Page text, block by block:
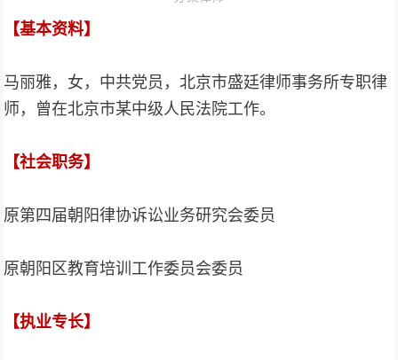
【基本资料】
马丽雅，女，中共党员，北京市盛廷律师事务所专职律
师，曾在北京市某中级人民法院工作。
【社会职务】
原第四届朝阳律协诉讼业务研究会委员
原朝阳区教育培训工作委员会委员
【执业专长】